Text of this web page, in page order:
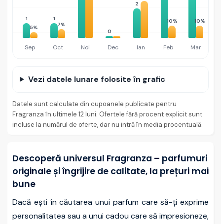
1
5%
Sep
1
7%
Oct Noi
0
Dec
2
Ian
10%
Feb
10%
Mar
Vezi datele lunare folosite în grafic
Datele sunt calculate din cupoanele publicate pentru
Fragranza în ultimele 12 luni. Ofertele fără procent explicit sunt
incluse la numărul de oferte, dar nu intră în media procentuală.
Descoperă universul Fragranza – parfumuri
originale și îngrijire de calitate, la prețuri mai
bune
Dacă ești în căutarea unui parfum care să-ți exprime
personalitatea sau a unui cadou care să impresioneze,